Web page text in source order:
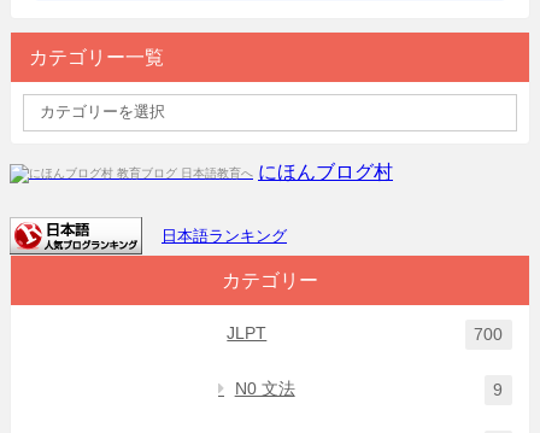
カテゴリー一覧
にほんブログ村
日本語ランキング
カテゴリー
JLPT 700
N0 文法 9